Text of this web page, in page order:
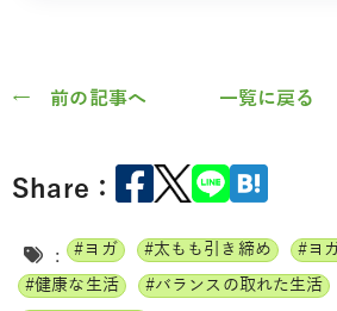
← 前の記事へ 一覧に戻る
Share：
: #ヨガ #太もも引き締め #ヨ
#健康な生活
#バランスの取れた生活